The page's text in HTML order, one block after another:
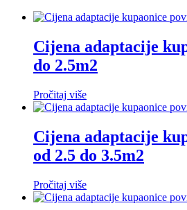
Cijena adaptacije
do 2.5m2
Pročitaj više
Cijena adaptacije
od 2.5 do 3.5m2
Pročitaj više